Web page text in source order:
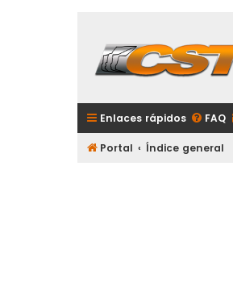
Enlaces rápidos FAQ
Portal Índice general